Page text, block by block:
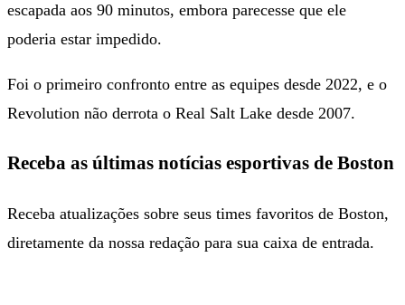
escapada aos 90 minutos, embora parecesse que ele
poderia estar impedido.
Foi o primeiro confronto entre as equipes desde 2022, e o
Revolution não derrota o Real Salt Lake desde 2007.
Receba as últimas notícias esportivas de Boston
Receba atualizações sobre seus times favoritos de Boston,
diretamente da nossa redação para sua caixa de entrada.